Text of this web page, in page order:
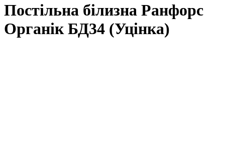
Постільна білизна Ранфорс
Органік БД34 (Уцінка)